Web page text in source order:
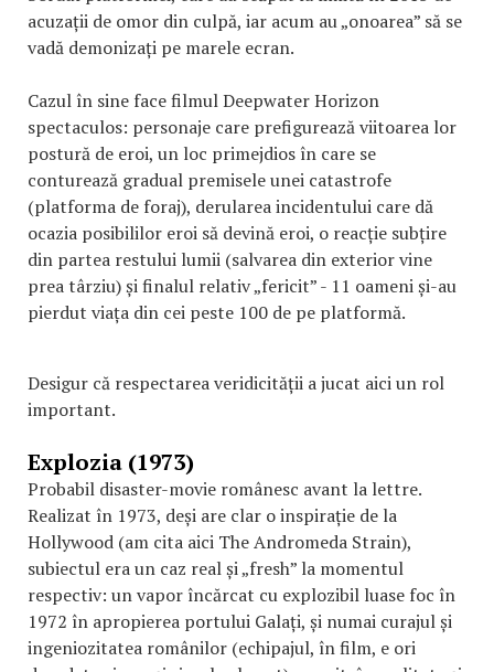
acuzații de omor din culpă, iar acum au „onoarea” să se
vadă demonizați pe marele ecran.
Cazul în sine face filmul Deepwater Horizon
spectaculos: personaje care prefigurează viitoarea lor
postură de eroi, un loc primejdios în care se
conturează gradual premisele unei catastrofe
(platforma de foraj), derularea incidentului care dă
ocazia posibililor eroi să devină eroi, o reacție subțire
din partea restului lumii (salvarea din exterior vine
prea târziu) și finalul relativ „fericit” - 11 oameni și-au
pierdut viața din cei peste 100 de pe platformă.
Desigur că respectarea veridicității a jucat aici un rol
important.
Explozia (1973)
Probabil disaster-movie românesc avant la lettre.
Realizat în 1973, deși are clar o inspirație de la
Hollywood (am cita aici The Andromeda Strain),
subiectul era un caz real și „fresh” la momentul
respectiv: un vapor încărcat cu explozibil luase foc în
1972 în apropierea portului Galați, și numai curajul și
ingeniozitatea românilor (echipajul, în film, e ori